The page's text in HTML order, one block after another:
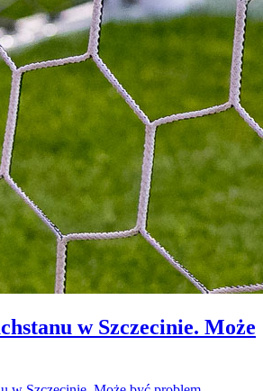
w Szczecinie. Może